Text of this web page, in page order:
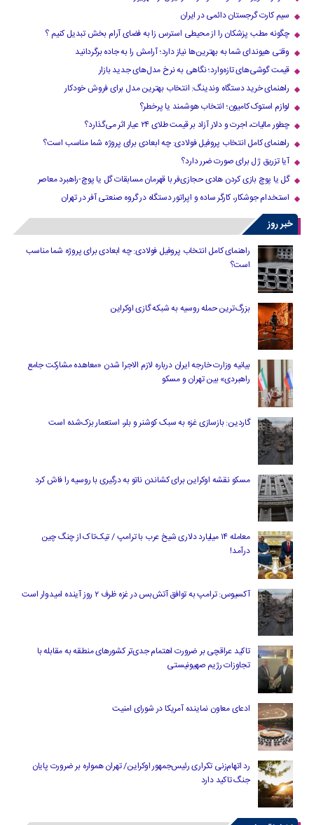
سیم کارت گرجستان دائمی در ایران
چگونه مطب پزشکان را از محیطی استرس زا به فضای آرام بخش تبدیل کنیم ؟
وقتی هیوندای شما به بهترین‌ها نیاز دارد؛ آرامش را به جاده برگردانید
قیمت گوشی‌های تازه‌وارد؛ نگاهی به نرخ مدل‌های جدید بازار
راهنمای خرید دستگاه وندینگ: انتخاب بهترین مدل برای فروش خودکار
لوازم استوک کامیون؛ انتخاب هوشمند یا پرخطر؟
چطور مالیات، اجرت و دلار آزاد بر قیمت طلای ۲۴ عیار اثر می‌گذارد؟
راهنمای کامل انتخاب پروفیل فولادی: چه ابعادی برای پروژه شما مناسب است؟
آیا تزریق ژل برای صورت ضرر دارد​؟
گل یا پوچ بازی کردن هادی حجازی‌فر با قهرمان مسابقات گل یا پوچ-راهبرد معاصر
استخدام جوشکار، کارگر ساده و اپراتور دستگاه در گروه صنعتی آفر در تهران
خبر روز
راهنمای کامل انتخاب پروفیل فولادی: چه ابعادی برای پروژه شما مناسب
است؟
بزرگ‌ترین حمله روسیه به شبکه گازی اوکراین
بیانیه وزارت خارجه ایران درباره لازم‌ الاجرا شدن «معاهده مشارکت جامع
راهبردی» بین تهران و مسکو
گاردین: بازسازی غزه به سبک کوشنر و بلر، استعمار بزک‌شده است
مسکو نقشه اوکراین برای کشاندن ناتو به درگیری با روسیه را فاش کرد
معامله ۱۴ میلیارد دلاری شیخ عرب با ترامپ / تیک‌تاک از چنگ چین
درآمد!
آکسیوس: ترامپ به توافق آتش‌بس در غزه ظرف ۲ روز آینده امیدوار است
تاکید عراقچی بر ضرورت اهتمام جدی‌تر کشورهای منطقه به مقابله با
تجاوزات رژیم صهیونیستی
ادعای معاون نماینده آمریکا در شورای امنیت
رد اتهام‌زنی تکراری رئیس‌جمهور اوکراین/ تهران همواره بر ضرورت پایان
جنگ تاکید دارد